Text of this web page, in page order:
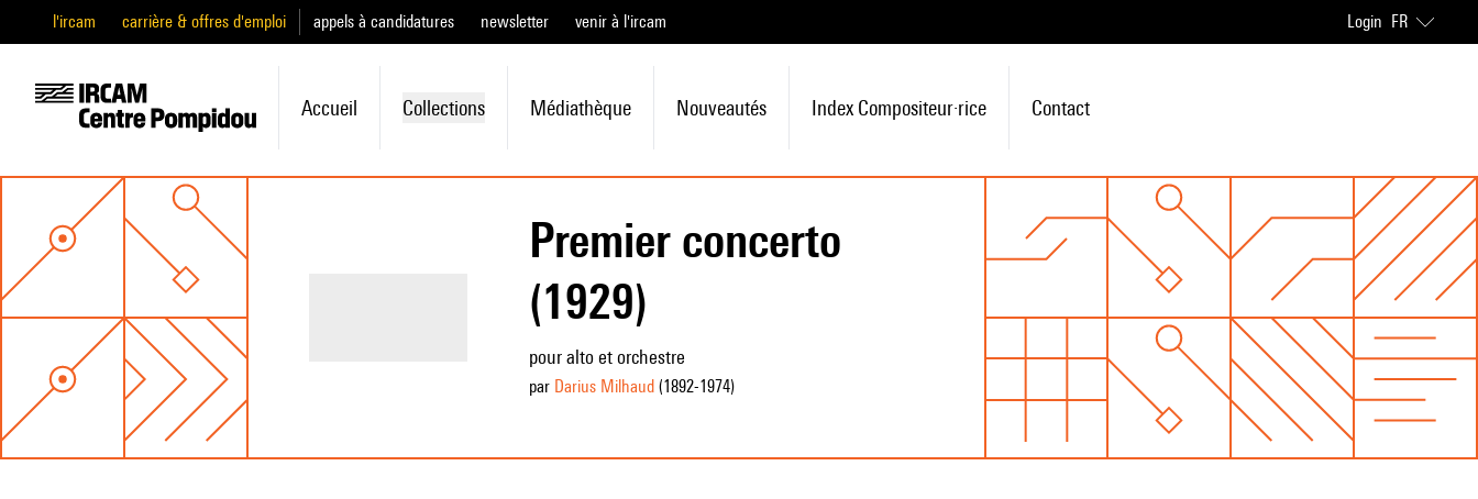
l'ircam carrière & offres d'emploi appels à candidatures newsletter venir à l'ircam Login FR
Accueil Collections Médiathèque Nouveautés Index Compositeur·rice Contact
Premier concerto
(1929)
pour alto et orchestre
par Darius Milhaud(1892-1974)